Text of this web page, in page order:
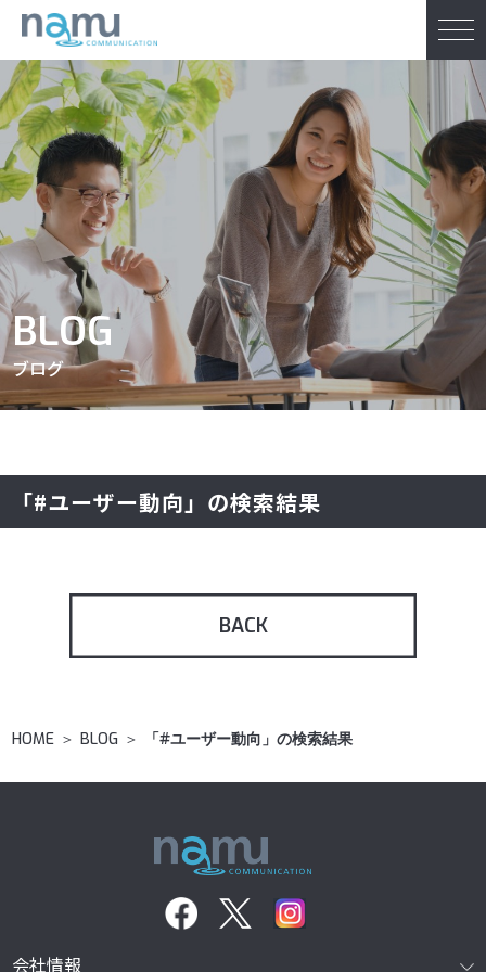
BLOG
ブログ
「#ユーザー動向」の検索結果
BACK
HOME ＞ BLOG ＞ 「#ユーザー動向」の検索結果
会社情報